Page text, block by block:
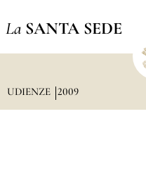
La SANTA SEDE
UDIENZE 2009